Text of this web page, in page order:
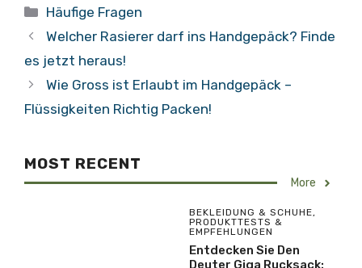
Kategorien
Häufige Fragen
Welcher Rasierer darf ins Handgepäck? Finde
es jetzt heraus!
Wie Gross ist Erlaubt im Handgepäck –
Flüssigkeiten Richtig Packen!
MOST RECENT
More
BEKLEIDUNG & SCHUHE,
PRODUKTTESTS &
EMPFEHLUNGEN
Entdecken Sie Den
Deuter Giga Rucksack: